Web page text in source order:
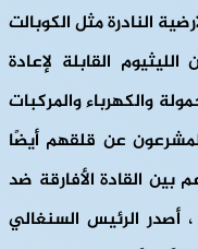
النادرة مثل الكوبالت
القابلة لإعادة
والكهرباء والمركبات
عن قلقهم أيضًا
القادة الأفارقة ضد
أصدر الرئيس السنغالي